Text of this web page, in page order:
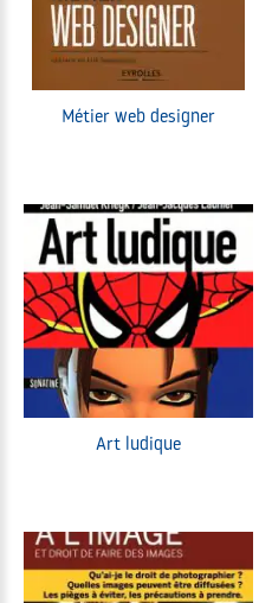
Métier web designer
Art ludique